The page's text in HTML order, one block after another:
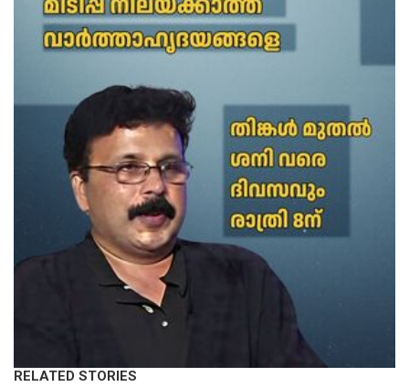
RELATED STORIES
KERALA